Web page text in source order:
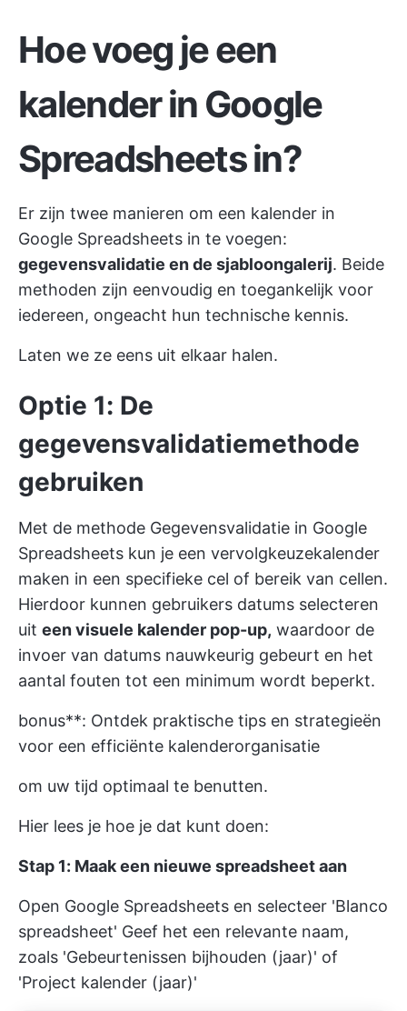
Hoe voeg je een
kalender in Google
Spreadsheets in?
Er zijn twee manieren om een kalender in
Google Spreadsheets in te voegen:
gegevensvalidatie en de sjabloongalerij. Beide
methoden zijn eenvoudig en toegankelijk voor
iedereen, ongeacht hun technische kennis.
Laten we ze eens uit elkaar halen.
Optie 1: De
gegevensvalidatiemethode
gebruiken
Met de methode Gegevensvalidatie in Google
Spreadsheets kun je een vervolgkeuzekalender
maken in een specifieke cel of bereik van cellen.
Hierdoor kunnen gebruikers datums selecteren
uit een visuele kalender pop-up, waardoor de
invoer van datums nauwkeurig gebeurt en het
aantal fouten tot een minimum wordt beperkt.
bonus**: Ontdek praktische tips en strategieën
voor een efficiënte kalenderorganisatie
om uw tijd optimaal te benutten.
Hier lees je hoe je dat kunt doen:
Stap 1: Maak een nieuwe spreadsheet aan
Open Google Spreadsheets en selecteer 'Blanco
spreadsheet' Geef het een relevante naam,
zoals 'Gebeurtenissen bijhouden (jaar)' of
'Project kalender (jaar)'